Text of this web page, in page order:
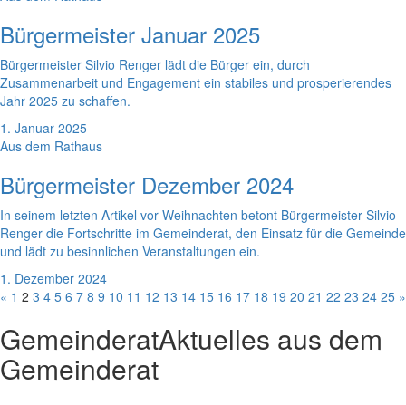
Bürgermeister Januar 2025
Bürgermeister Silvio Renger lädt die Bürger ein, durch
Zusammenarbeit und Engagement ein stabiles und prosperierendes
Jahr 2025 zu schaffen.
1. Januar 2025
Aus dem Rathaus
Bürgermeister Dezember 2024
In seinem letzten Artikel vor Weihnachten betont Bürgermeister Silvio
Renger die Fortschritte im Gemeinderat, den Einsatz für die Gemeinde
und lädt zu besinnlichen Veranstaltungen ein.
1. Dezember 2024
« 1 2 3 4 5 6 7 8 9 10 11 12 13 14 15 16 17 18 19 20 21 22 23 24 25 »
GemeinderatAktuelles aus dem
Gemeinderat